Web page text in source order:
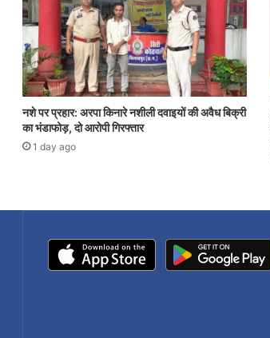
नशे पर प्रहार: अरपा किनारे नशीली दवाइयों की अवैध बिक्री
का भंडाफोड़, दो आरोपी गिरफ्तार
1 day ago